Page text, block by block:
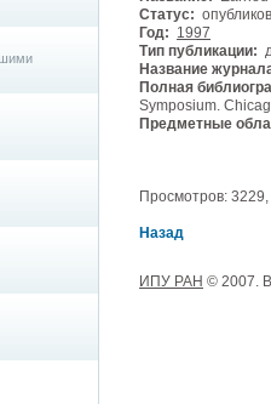
Статус:
Год: 1997
Тип публикации:
Название
Полная
Symposium.
Предметные
Просмотров: 3229,
Назад
ИПУ РАН © 2007.